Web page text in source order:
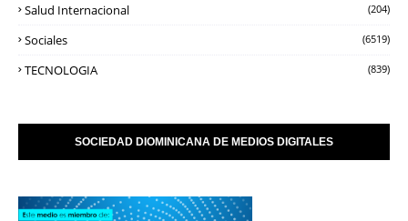
Salud Internacional (204)
Sociales (6519)
TECNOLOGIA (839)
SOCIEDAD DIOMINICANA DE MEDIOS DIGITALES